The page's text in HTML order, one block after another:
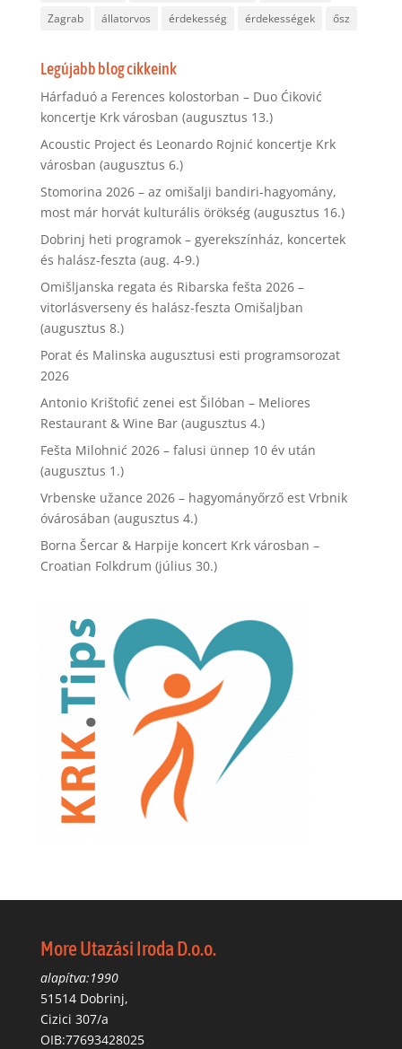
Zagrab
állatorvos érdekesség érdekességek ősz
Legújabb blog cikkeink
Hárfaduó a Ferences kolostorban – Duo Ćiković
koncertje Krk városban (augusztus 13.)
Acoustic Project és Leonardo Rojnić koncertje Krk
városban (augusztus 6.)
Stomorina 2026 – az omišalji bandiri-hagyomány,
most már horvát kulturális örökség (augusztus 16.)
Dobrinj heti programok – gyerekszínház, koncertek
és halász-feszta (aug. 4-9.)
Omišljanska regata és Ribarska fešta 2026 –
vitorlásverseny és halász-feszta Omišaljban
(augusztus 8.)
Porat és Malinska augusztusi esti programsorozat
2026
Antonio Krištofić zenei est Šilóban – Meliores
Restaurant & Wine Bar (augusztus 4.)
Fešta Milohnić 2026 – falusi ünnep 10 év után
(augusztus 1.)
Vrbenske užance 2026 – hagyományőrző est Vrbnik
óvárosában (augusztus 4.)
Borna Šercar & Harpije koncert Krk városban –
Croatian Folkdrum (július 30.)
More Utazási Iroda D.o.o.
alapítva:1990
51514 Dobrinj,
Cizici 307/a
OIB:77693428025